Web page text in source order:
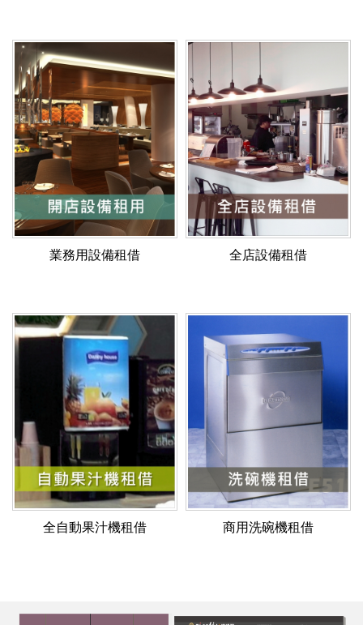
業務用設備租借 全店設備租借
全自動果汁機租借 商用洗碗機租借